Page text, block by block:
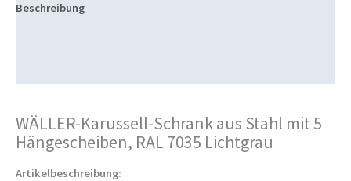
Beschreibung
WÄLLER-Karussell-Schrank aus Stahl mit 5
Hängescheiben, RAL 7035 Lichtgrau
Artikelbeschreibung: